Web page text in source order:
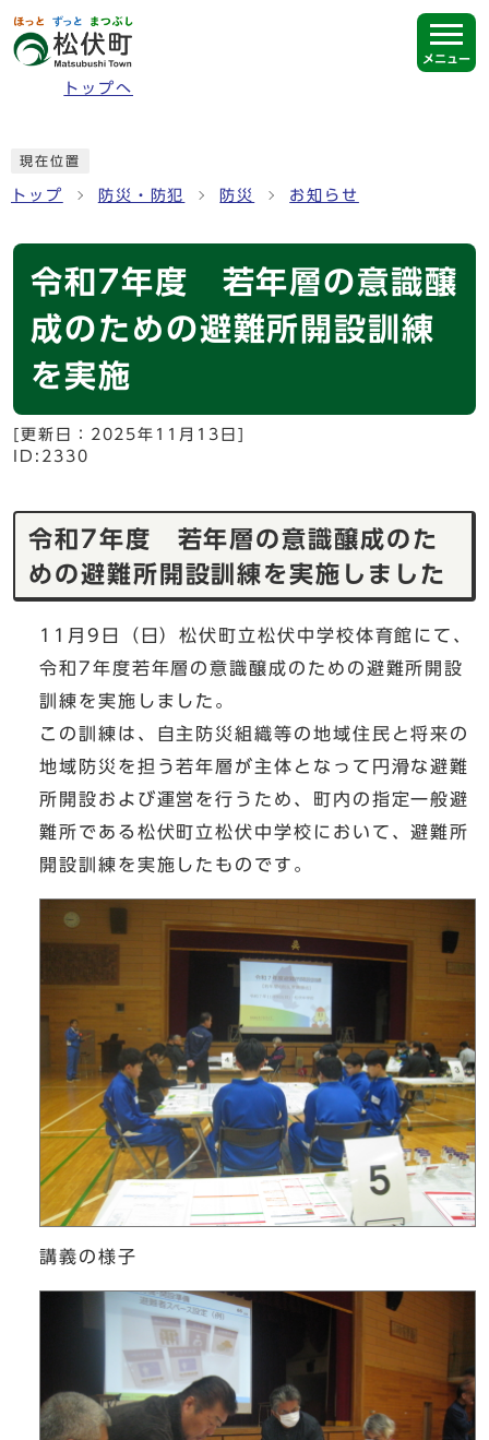
ページの先頭です
トップへ
メニュー
現在位置
トップ 防災・防犯 防災 お知らせ
令和7年度 若年層の意識醸
成のための避難所開設訓練
を実施
[更新日： 2025年11月13日
ID:2330
令和7年度 若年層の意識醸成のた
めの避難所開設訓練を実施しました
11月9日（日）松伏町立松伏中学校体育館にて、
令和7年度若年層の意識醸成のための避難所開設
訓練を実施しました。
この訓練は、自主防災組織等の地域住民と将来の
地域防災を担う若年層が主体となって円滑な避難
所開設および運営を行うため、町内の指定一般避
難所である松伏町立松伏中学校において、避難所
開設訓練を実施したものです。
講義の様子